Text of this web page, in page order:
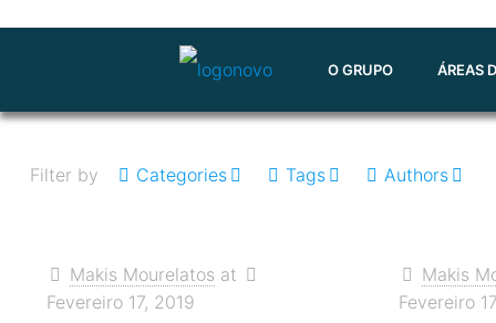
O GRUPO ÁREAS
Filter by Categories Tags Authors
Makis Mourelatos at
Fevereiro 17, 2019
Makis
Fevereiro